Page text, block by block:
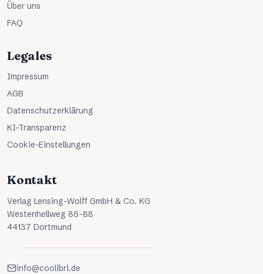
Über uns
FAQ
Legales
Impressum
AGB
Datenschutzerklärung
KI-Transparenz
Cookie-Einstellungen
Kontakt
Verlag Lensing-Wolff GmbH & Co. KG
Westenhellweg 86-88
44137 Dortmund
info@coolibri.de